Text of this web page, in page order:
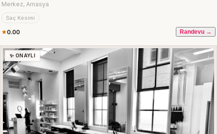
Merkez, Amasya
Saç Kesimi
0.00 Randevu →
✨ ONAYLI